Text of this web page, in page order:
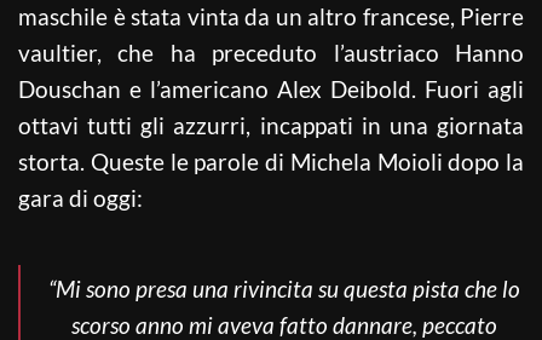
maschile è stata vinta da un altro francese, Pierre
vaultier, che ha preceduto l’austriaco Hanno
Douschan e l’americano Alex Deibold. Fuori agli
ottavi tutti gli azzurri, incappati in una giornata
storta. Queste le parole di Michela Moioli dopo la
gara di oggi:
“Mi sono presa una rivincita su questa pista che lo
scorso anno mi aveva fatto dannare, peccato